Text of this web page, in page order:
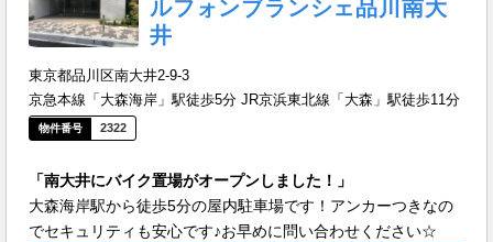
ルフォンブランシェ品川南大
井
東京都品川区南大井2-9-3
京急本線「大森海岸」駅徒歩5分 JR京浜東北線「大森」駅徒歩11分
2322
「南大井にバイク置場がオープンしました！」
大森海岸駅から徒歩5分の屋内駐車場です！アンカーつきなの
でセキュリティも安心です♪お早めに問い合わせください☆